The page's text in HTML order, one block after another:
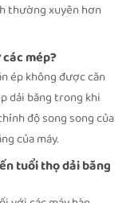
thường xuyên hơn
mép?
ép không được căn
dải băng trong khi
độ song song của
của máy.
tuổi thọ dải băng